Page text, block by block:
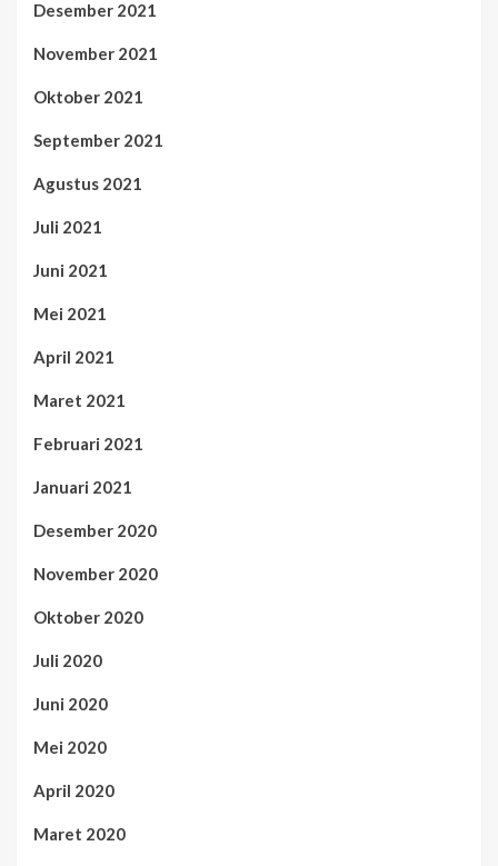
Desember 2021
November 2021
Oktober 2021
September 2021
Agustus 2021
Juli 2021
Juni 2021
Mei 2021
April 2021
Maret 2021
Februari 2021
Januari 2021
Desember 2020
November 2020
Oktober 2020
Juli 2020
Juni 2020
Mei 2020
April 2020
Maret 2020